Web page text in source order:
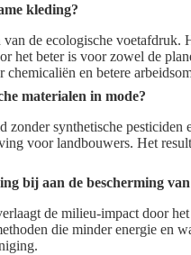
kleding?
de ecologische voetafdruk.
het beter is voor zowel de
en betere
materialen in mode?
zonder synthetische
voor landbouwers. Het
bij aan de bescherming
de milieu-impact door
die minder energie en